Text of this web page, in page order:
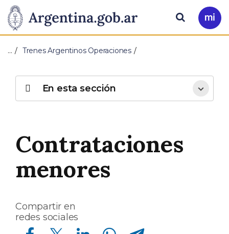
Presidencia
de
Nación
Pasar al contenido principal
Ir
a
Buscar
… Trenes Argentinos Operaciones
Contrataciones
menores
Compartir en
redes sociales
Compartir en Facebook Compartir en Twitter Compartir en Linkedin Compartir en Whatsapp Compartir en Telegram
En esta sección